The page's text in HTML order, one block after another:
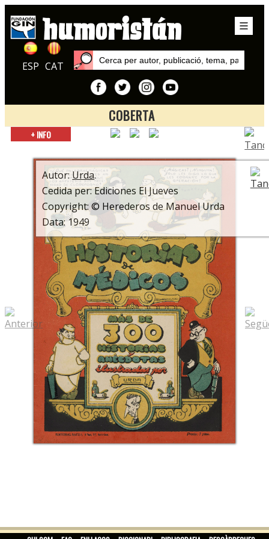
ESP CAT
COBERTA
Inici
Urda
+ INFO
Autor:Urda.
Cedida per: Ediciones El Jueves
Copyright: © Herederos de Manuel Urda
Data: 1949